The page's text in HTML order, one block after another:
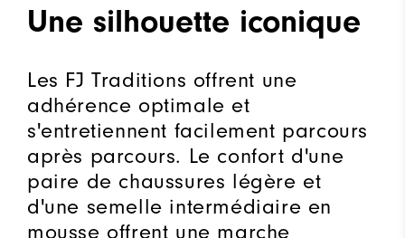
Une silhouette iconique
Les FJ Traditions offrent une
adhérence optimale et
s'entretiennent facilement parcours
après parcours. Le confort d'une
paire de chaussures légère et
d'une semelle intermédiaire en
mousse offrent une marche